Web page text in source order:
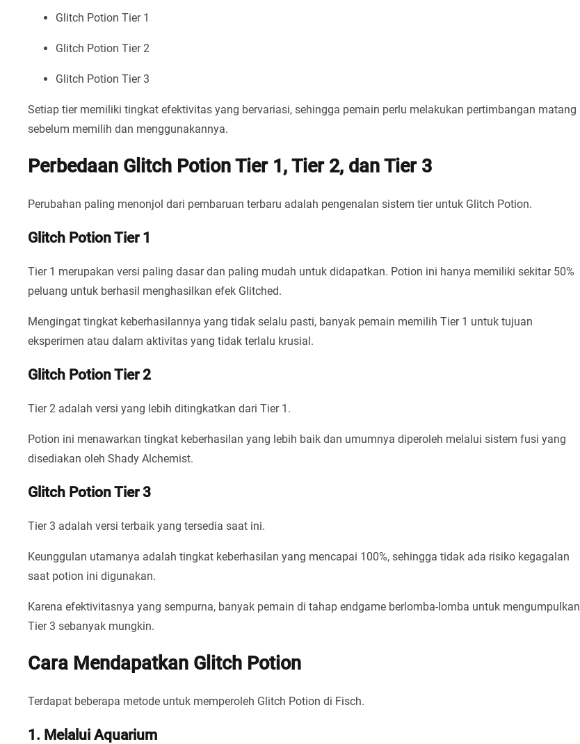
Glitch Potion Tier 1
Glitch Potion Tier 2
Glitch Potion Tier 3
Setiap tier memiliki tingkat efektivitas yang bervariasi, sehingga pemain perlu melakukan pertimbangan matang
sebelum memilih dan menggunakannya.
Perbedaan Glitch Potion Tier 1, Tier 2, dan Tier 3
Perubahan paling menonjol dari pembaruan terbaru adalah pengenalan sistem tier untuk Glitch Potion.
Glitch Potion Tier 1
Tier 1 merupakan versi paling dasar dan paling mudah untuk didapatkan. Potion ini hanya memiliki sekitar 50%
peluang untuk berhasil menghasilkan efek Glitched.
Mengingat tingkat keberhasilannya yang tidak selalu pasti, banyak pemain memilih Tier 1 untuk tujuan
eksperimen atau dalam aktivitas yang tidak terlalu krusial.
Glitch Potion Tier 2
Tier 2 adalah versi yang lebih ditingkatkan dari Tier 1.
Potion ini menawarkan tingkat keberhasilan yang lebih baik dan umumnya diperoleh melalui sistem fusi yang
disediakan oleh Shady Alchemist.
Glitch Potion Tier 3
Tier 3 adalah versi terbaik yang tersedia saat ini.
Keunggulan utamanya adalah tingkat keberhasilan yang mencapai 100%, sehingga tidak ada risiko kegagalan
saat potion ini digunakan.
Karena efektivitasnya yang sempurna, banyak pemain di tahap endgame berlomba-lomba untuk mengumpulkan
Tier 3 sebanyak mungkin.
Cara Mendapatkan Glitch Potion
Terdapat beberapa metode untuk memperoleh Glitch Potion di Fisch.
1. Melalui Aquarium